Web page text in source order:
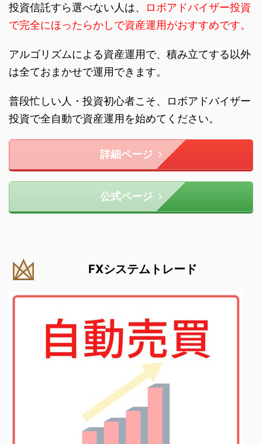
投資信託すら選べない人は、
ロボアドバイザー投資
で完全にほったらかしで資産運用がおすすめです。
アルゴリズムによる資産運用で、積み立てする以外
は全ておまかせで運用できます。
普段忙しい人・投資初心者こそ、ロボアドバイザー
投資で全自動で資産運用を始めてください。
詳細ページ
公式ページ
FXシステムトレード